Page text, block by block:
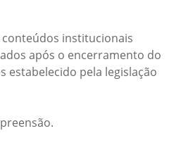
institucionais
após o encerramento do
estabelecido pela legislação